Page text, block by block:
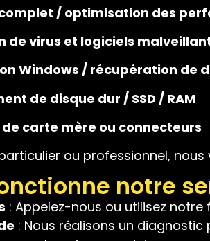
/ optimisation des
de virus et logiciels
Windows / récupération de
de disque dur / SSD / RAM
carte mère ou connecteurs
ou professionnel,
notre
: Appelez-nous ou utilisez
: Nous réalisons un